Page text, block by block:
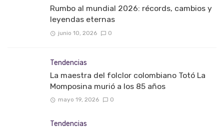
Rumbo al mundial 2026: récords, cambios y
leyendas eternas
junio 10, 2026 0
Tendencias
La maestra del folclor colombiano Totó La
Momposina murió a los 85 años
mayo 19, 2026 0
Tendencias